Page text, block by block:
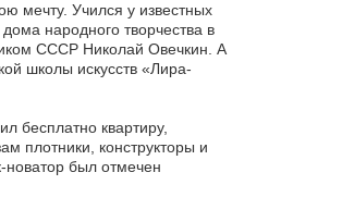
мечту. Учился у известных
народного творчества в
СССР Николай Овечкин. А
школы искусств «Лира-
бесплатно квартиру,
плотники, конструкторы и
новатор был отмечен